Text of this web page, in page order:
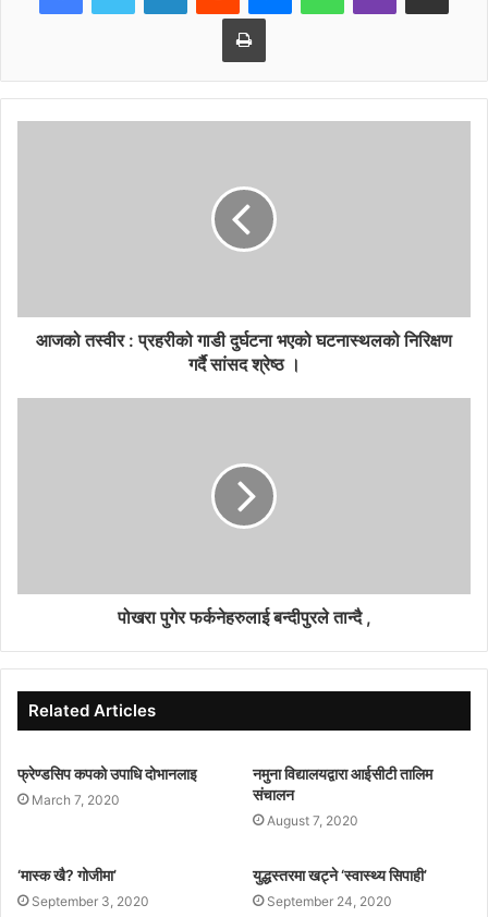
जाने अनुमान गरिएको उनले बताए । उनले भने, ‘यदि भुकम्प दिनमा गए एक
सय ५० जनाको मुत्यु हुन सक्ने र दिनमा गएमा पाँच सय जनाको ज्यान जान
हजार रहेको हुनाले धेरै क्षती हुने उनले बताए ।, वि.सं २०६८ साल देखि
व्यास नगरपालिका भित्र भुकम्पप्रतिरोधात्मक भवनहरु निर्माण गर्नुपर्ने
बोल्दै गण्डकी प्रदेशका सांसद डोबटे वि.कले भुकम्प गएको चार वर्ष बिति सक्दा
पनि सर्वसाधरणले क्षतीपूर्ती नपाएको जिकिर गरे । उनले भने, ‘अहिले पनि
पिडितहरु टिन, पालको छानामा बस्न बाध्य छन् । ’क्षतीपूर्तिको लागि सम्बन्धी
बच्नको लागि सबै सचेतक हुन आवश्यक रहेको बताईन् । सहायक प्रमुख
जिल्ला अधिकारी रामेश्वर अर्यालले भुकम्प प्रतिरोधात्मक भवन निर्माण गरेमा
भुकपम्प प्रतिरोधात्मक भवनको नमुना प्रदर्शनी समेत गरिएको छ । जीवन
भरको कमाई हो घर, बलियो बनाऔं, भुकम्प आउदैमा नआत्तिऔं सुरक्षित रहन
सिकौं र सिकाऔं जस्ता नारा लगाई दमौली बजार परिक्रममा गरिएको थियो ।
निर्माण सम्बन्धी डकर्मी तालिमा सहभागि भएका डकर्मीहरुलाई प्रमाण पत्र
दिए ।
Print
आजको तस्वीर : प्रहरीको गाडी दुर्घटना भएको घटनास्थलको निरिक्षण
गर्दै सांसद श्रेष्ठ ।
पोखरा पुगेर फर्कनेहरुलाई बन्दीपुरले तान्दै ,
Related Articles
फ्रेण्डसिप कपको उपाधि दोभानलाइ
March 7, 2020
नमुना विद्यालयद्वारा आईसीटी तालिम
संचालन
August 7, 2020
‘मास्क खै? गोजीमा’
September 3, 2020
युद्धस्तरमा खट्ने ‘स्वास्थ्य सिपाही’
September 24, 2020